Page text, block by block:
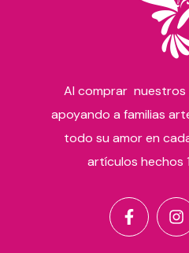
Al comprar
apoyando a familias
todo su amor en
artículos hechos